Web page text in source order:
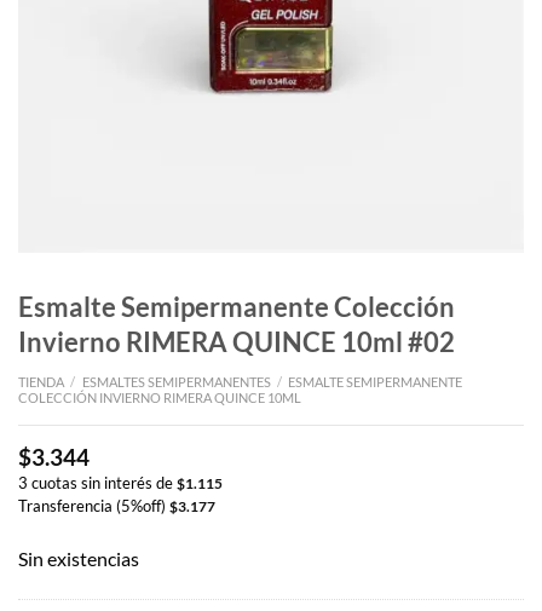
Esmalte Semipermanente Colección
Invierno RIMERA QUINCE 10ml #02
TIENDA / ESMALTES SEMIPERMANENTES / ESMALTE SEMIPERMANENTE
COLECCIÓN INVIERNO RIMERA QUINCE 10ML
$3.344
3 cuotas sin interés de $1.115
Transferencia (5%off) $3.177
Sin existencias